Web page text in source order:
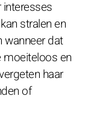
interesses
stralen en
wanneer dat
moeiteloos en
haar
of